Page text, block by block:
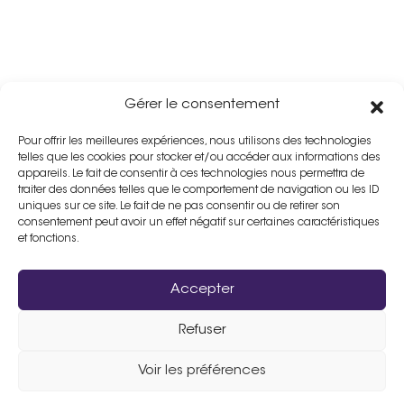
Gérer le consentement
Pour offrir les meilleures expériences, nous utilisons des technologies
telles que les cookies pour stocker et/ou accéder aux informations des
appareils. Le fait de consentir à ces technologies nous permettra de
traiter des données telles que le comportement de navigation ou les ID
uniques sur ce site. Le fait de ne pas consentir ou de retirer son
consentement peut avoir un effet négatif sur certaines caractéristiques
et fonctions.
Accepter
Refuser
Voir les préférences